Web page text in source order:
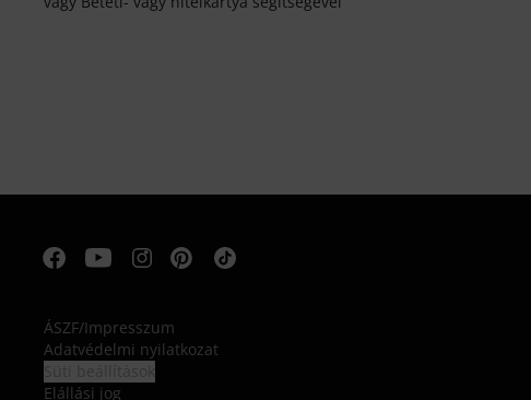
ÁSZF/Impresszum
Adatvédelmi nyilatkozat
Elállási jog